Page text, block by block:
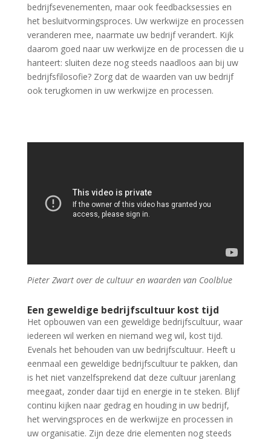
bedrijfsevenementen, maar ook feedbacksessies en
het besluitvormingsproces. Uw werkwijze en processen
veranderen mee, naarmate uw bedrijf verandert. Kijk
daarom goed naar uw werkwijze en de processen die u
hanteert: sluiten deze nog steeds naadloos aan bij uw
bedrijfsfilosofie? Zorg dat de waarden van uw bedrijf
ook terugkomen in uw werkwijze en processen.
Pieter Zwart over de cultuur en waarden van Coolblue
Een geweldige bedrijfscultuur kost tijd
Het opbouwen van een geweldige bedrijfscultuur, waar
iedereen wil werken en niemand weg wil, kost tijd.
Evenals het behouden van uw bedrijfscultuur. Heeft u
eenmaal een geweldige bedrijfscultuur te pakken, dan
is het niet vanzelfsprekend dat deze cultuur jarenlang
meegaat, zonder daar tijd en energie in te steken. Blijf
continu kijken naar gedrag en houding in uw bedrijf,
het wervingsproces en de werkwijze en processen in
uw organisatie. Zijn deze drie elementen nog steeds